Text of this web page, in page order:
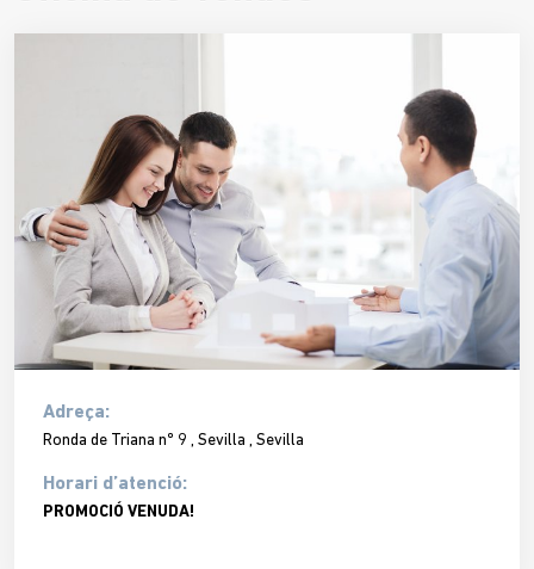
Adreça:
Ronda de Triana nº 9 , Sevilla , Sevilla
Horari d’atenció:
PROMOCIÓ VENUDA!